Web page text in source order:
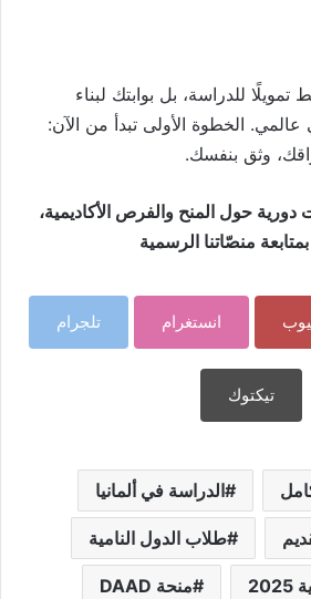
للدراسة، بل بوابتك لبناء
الخطوة الأولى تبدأ من الآن:
وثق بنفسك.
حول المنح والفرص الأكاديمية،
منصّاتنا الرسمية
انستغرام تلجرام
تيكتوك
الدراسة في ألمانيا
طلاب الدول النامية
منحة DAAD